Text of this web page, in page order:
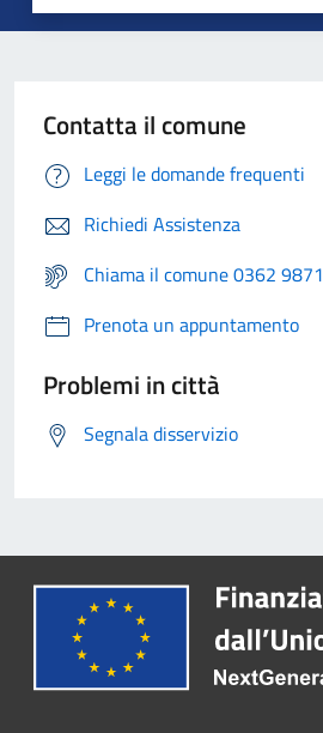
Contatta il comune
Leggi le domande frequenti
Richiedi Assistenza
Chiama il comune 0362 9871
Prenota un appuntamento
Problemi in città
Segnala disservizio